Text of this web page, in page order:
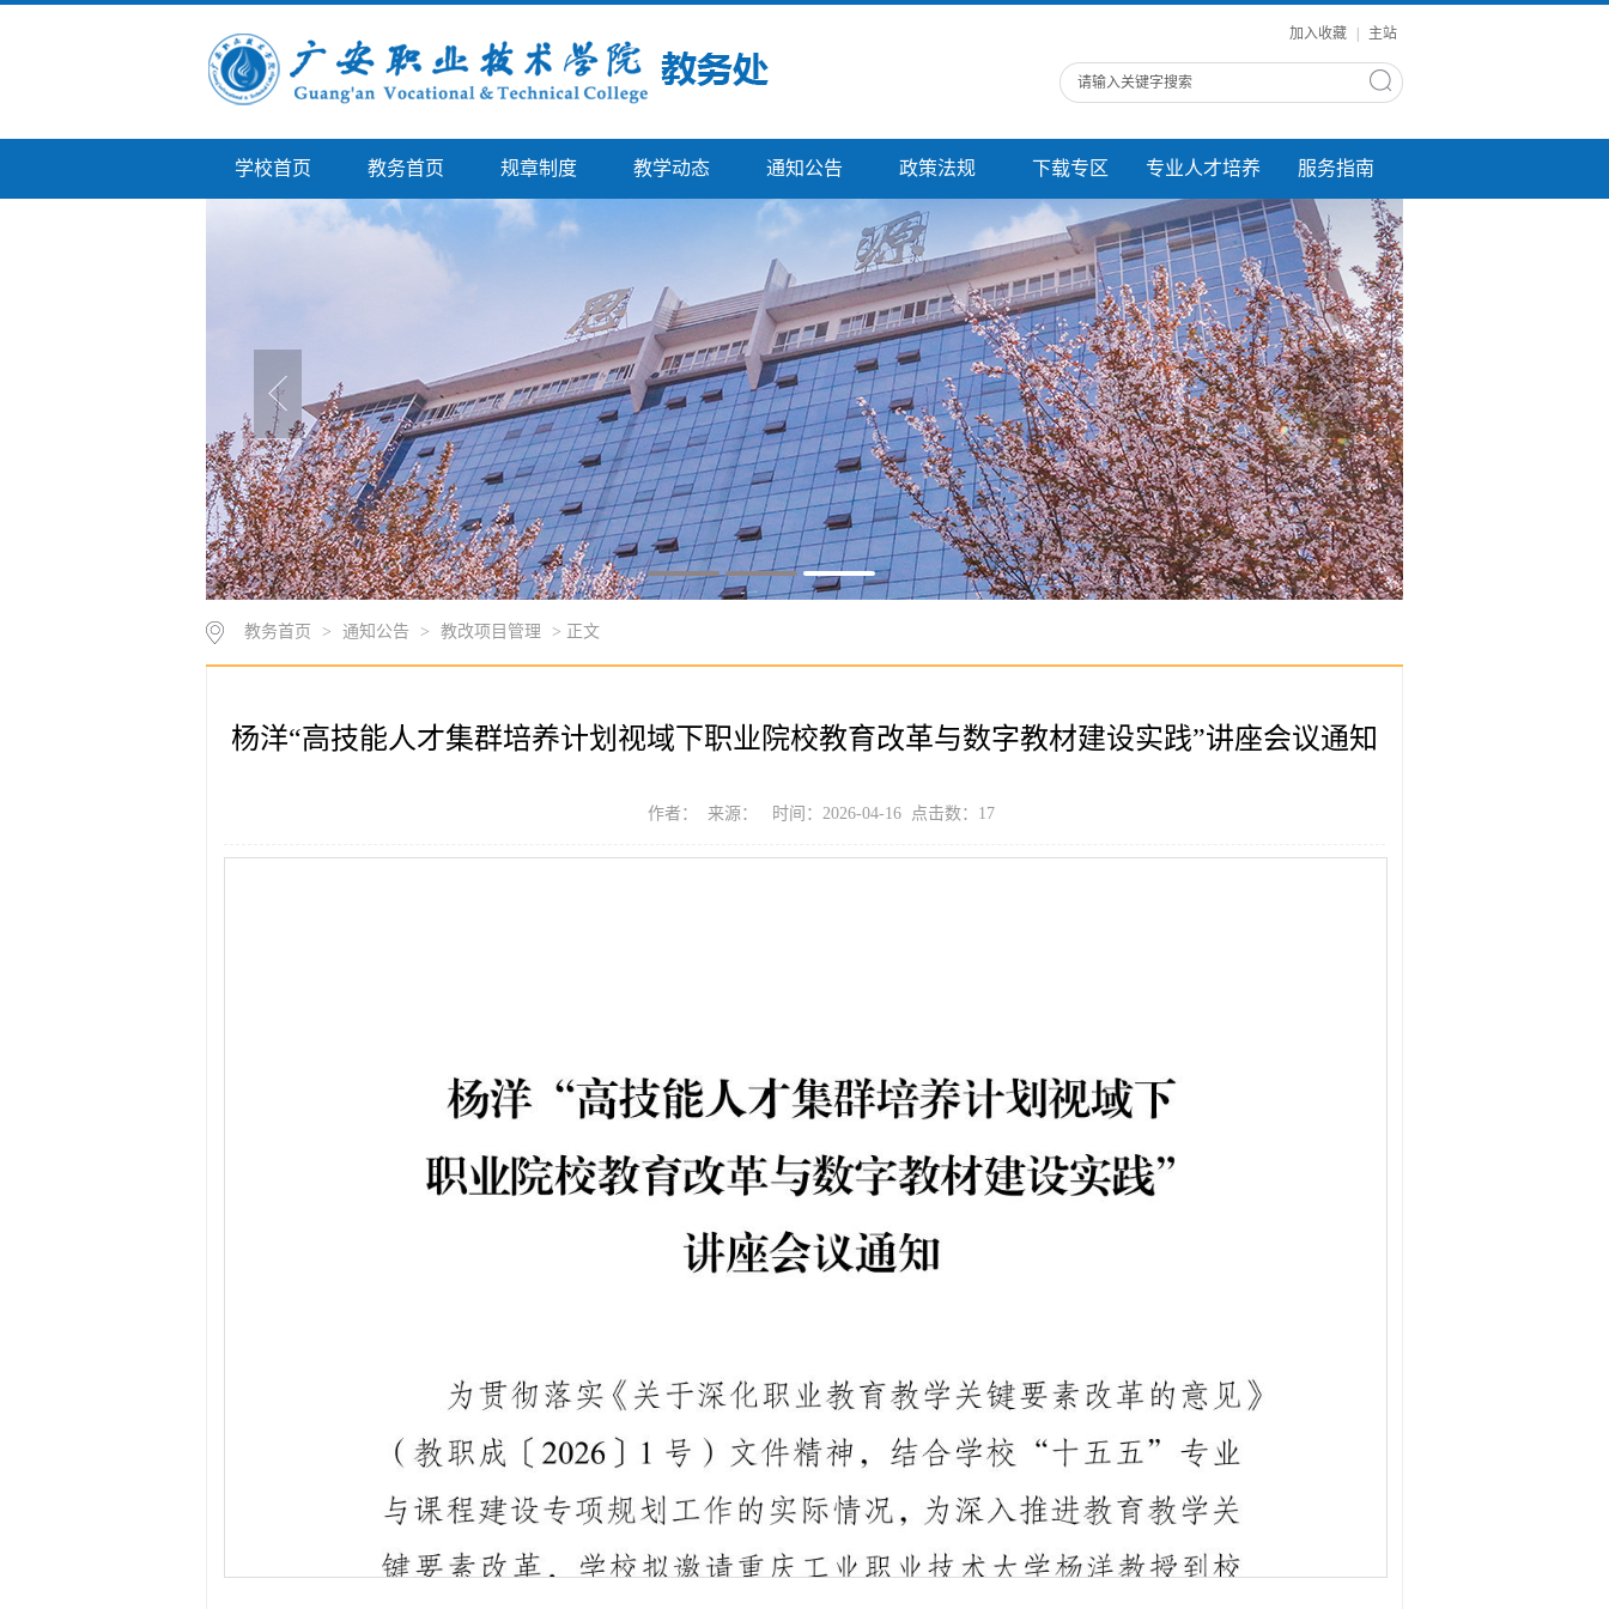
加入收藏 主站
学校首页 教务首页 规章制度 教学动态 通知公告 政策法规 下载专区 专业人才培养 服务指南
教务首页 > 通知公告 > 教改项目管理 > 正文
杨洋“高技能人才集群培养计划视域下职业院校教育改革与数字教材建设实践”讲座会议通知
作者： 来源： 时间：2026-04-16 点击数： 17